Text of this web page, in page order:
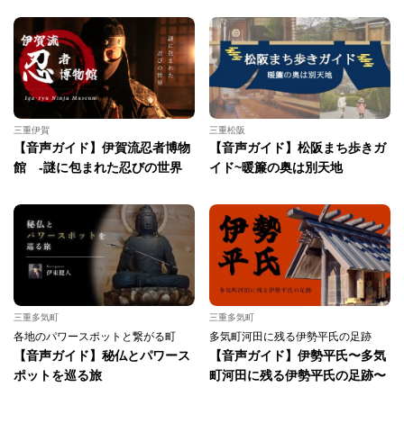
三重伊賀
【音声ガイド】伊賀流忍者博物
館 -謎に包まれた忍びの世界
三重松阪
【音声ガイド】松阪まち歩きガ
イド~暖簾の奥は別天地
三重多気町
各地のパワースポットと繋がる町
【音声ガイド】秘仏とパワース
ポットを巡る旅
三重多気町
多気町河田に残る伊勢平氏の足跡
【音声ガイド】伊勢平氏〜多気
町河田に残る伊勢平氏の足跡〜